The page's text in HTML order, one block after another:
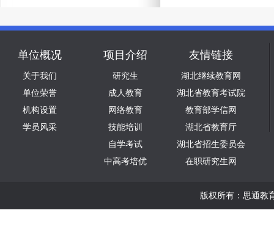
单位概况
关于我们
单位荣誉
机构设置
学员风采
项目介绍
研究生
成人教育
网络教育
技能培训
自学考试
中高考培优
友情链接
湖北继续教育网
湖北省教育考试院
教育部学信网
湖北省教育厅
湖北省招生委员会
在职研究生网
版权所有：思通